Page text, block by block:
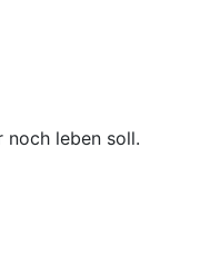
noch leben soll.